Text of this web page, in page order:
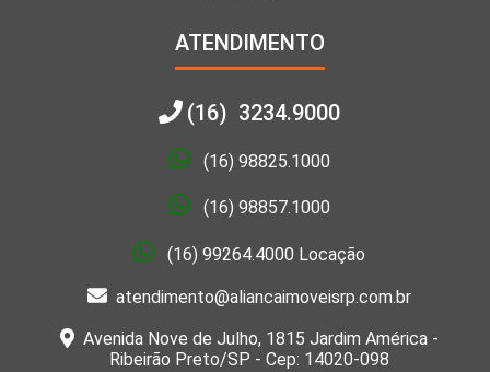
ATENDIMENTO
(16) 3234.9000
(16) 98825.1000
(16) 98857.1000
(16) 99264.4000 Locação
atendimento@aliancaimoveisrp.com.br
Avenida Nove de Julho, 1815 Jardim América -
Ribeirão Preto/SP - Cep: 14020-098